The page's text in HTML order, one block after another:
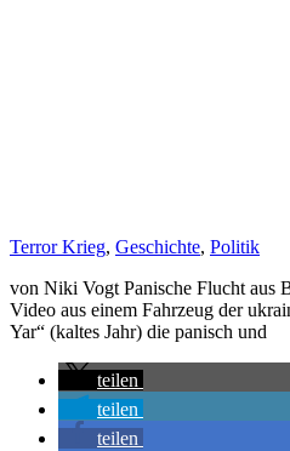
Terror Krieg, Geschichte, Politik
von Niki Vogt Panische Flucht aus
Video aus einem Fahrzeug der
Yar“ (kaltes Jahr) die panisch und
teilen
teilen
teilen